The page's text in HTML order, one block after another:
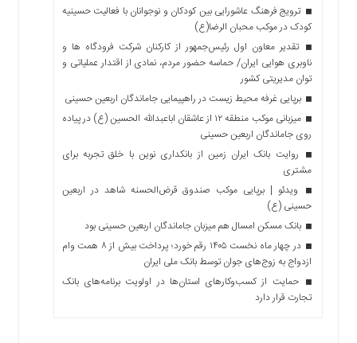
ترویج فرهنگ عاشورایی بین کودکان و نوجوانان با فعالیت حسینیه
کودک در موکب محبان الرضا(ع)
تقدیر معاون اول رئیس‌جمهور از کارکنان شرکت فرودگاه ها و
ناوبری هوایی ایران/ حماسه حضور مردم، نمادی از اقتدار عملیاتی و
توان مدیریتی کشور
برپایی غرفه محیط زیست در راهپیمایی جاماندگان اربعین حسینی
میزبانی موکب منطقه ۱۲ از عاشقان اباعبدالله الحسین (ع) در پیاده
روی جاماندگان اربعین حسینی
روایت بانک ایران زمین از بانکداری نوین با خلق تجربه برای
مشتری
ویدئو | برپایی موکب صندوق قرض‌الحسنه شاهد در اربعین
حسینی (ع)
بانک مسکن امسال هم میزبان جاماندگان اربعین حسینی بود
در چهار ماه نخست ۱۴۰۵ رقم خورد؛ پرداخت بیش از ۸ همت وام
ازدواج به زوج‌های جوان توسط بانک ملی ایران
حمایت از کسب‌وکارهای استان‌ها در اولویت برنامه‌های بانک
تجارت قرار دارد